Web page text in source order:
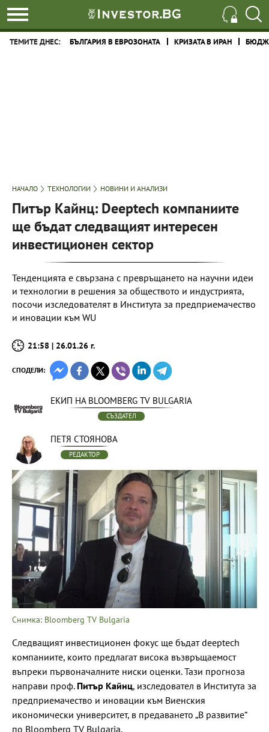
ТЕМИТЕ ДНЕС: БЪЛГАРИЯ В ЕВРОЗОНАТА КРИЗАТА В ИРАН
НАЧАЛО ТЕХНОЛОГИИ НОВИНИ И АНАЛИЗИ
Питър Кайнц: Deeptech компаниите
ще бъдат следващият интересен
инвестиционен сектор
Тенденцията е свързана с превръщането на научни идеи
и технологии в решения за обществото и индустрията,
посочи изследователят в Института за предприемачество
и иновации към WU
21:58 | 26.01.26 г.
СПОДЕЛИ:
ЕКИП НА BLOOMBERG TV BULGARIA
СЪЗДАТЕЛ
ПЕТЯ СТОЯНОВА
РЕДАКТОР
Снимка: Bloomberg TV Bulgaria
Следващият инвестиционен фокус ще бъдат deeptech
компаниите, които предлагат висока възвръщаемост
въпреки първоначалните ниски оценки. Тази прогноза
направи проф. Питър Кайнц, изследовател в Института за
предприемачество и иновации към Виенския
икономически университет, в предаването „В развитие“
по Bloomberg TV Bulgaria.